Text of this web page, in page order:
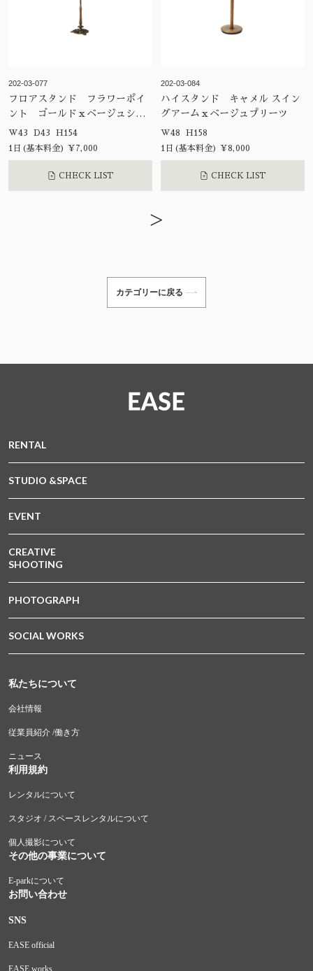
202-03-077
フロアスタンド フラワーポイ
ント ゴールドｘベージュシェ
ード
W43 D43 H154
1日(基本料金) ¥7,000
CHECK LIST
202-03-084
ハイスタンド キャメル スイン
グアームｘベージュプリーツ
W48 H158
1日(基本料金) ¥8,000
CHECK LIST
>
カテゴリーに戻る
RENTAL
STUDIO &SPACE
EVENT
CREATIVE
SHOOTING
PHOTOGRAPH
SOCIAL WORKS
私たちについて
会社情報
従業員紹介 /働き方
ニュース
利用規約
レンタルについて
スタジオ / スペースレンタルについて
個人撮影について
その他の事業について
E-parkについて
お問い合わせ
SNS
EASE official
EASE works